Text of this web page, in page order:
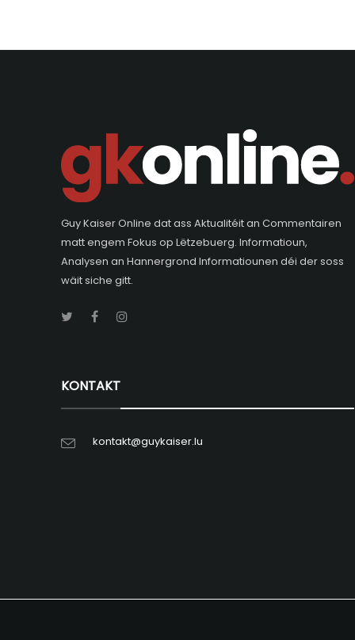
Guy Kaiser Online dat ass Aktualitéit an Commentairen
matt engem Fokus op Lëtzebuerg. Informatioun,
Analysen an Hannergrond Informatiounen déi der soss
wäit siche gitt.
KONTAKT
kontakt@guykaiser.lu